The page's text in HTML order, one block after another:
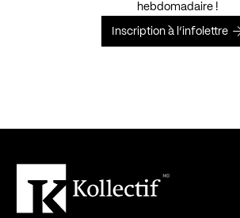
hebdomadaire !
Inscription à l’infolettre